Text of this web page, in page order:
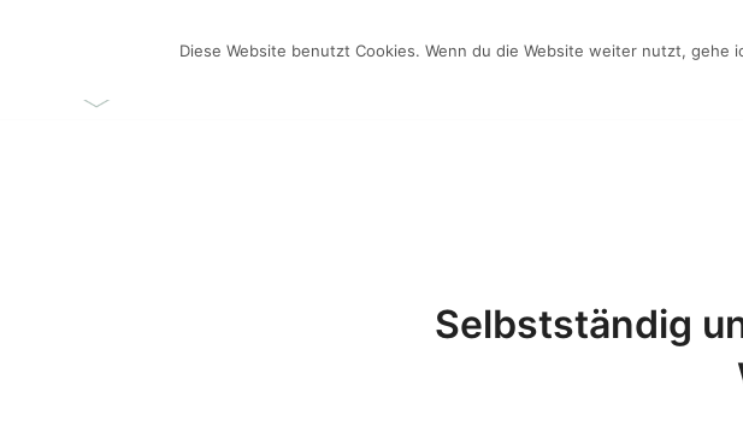
ÜBER MICH VIDEO-BLOG VIDEO-IDEEN
Selbstständig
Diese Website benutzt Cookies. Wenn du die Website weiter nutzt, gehe